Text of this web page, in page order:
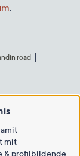
.
road
mit
& profilbildende